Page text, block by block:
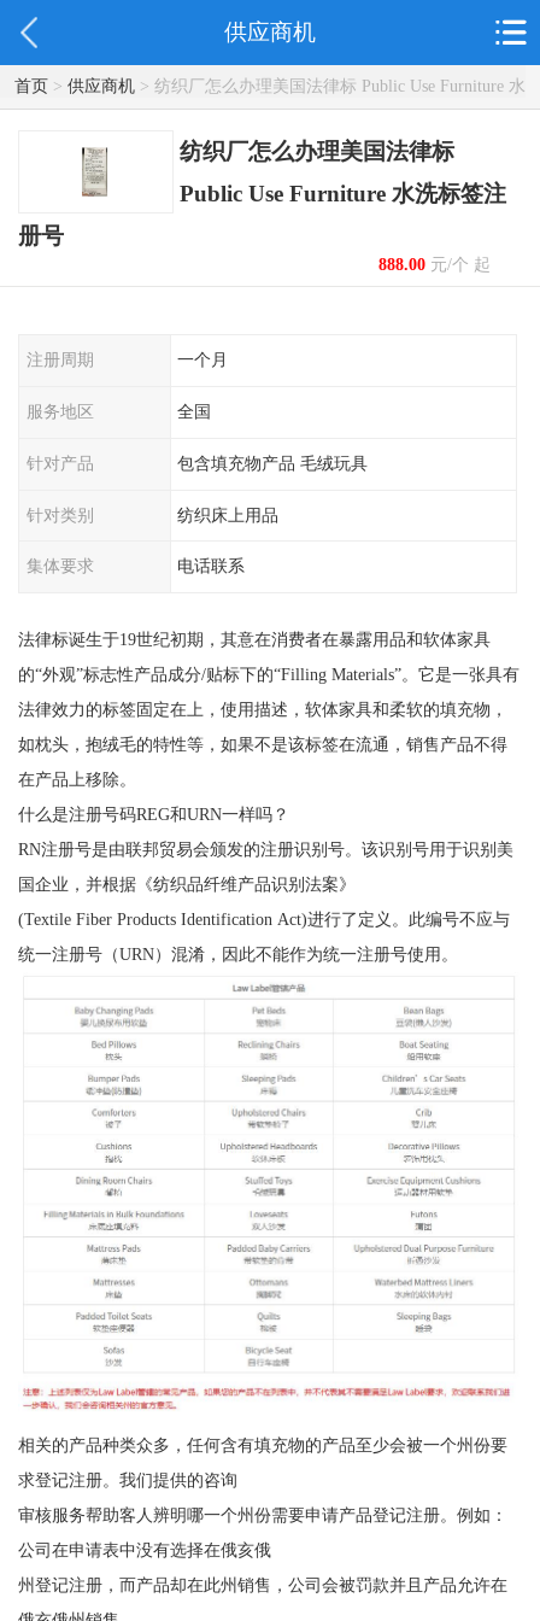
供应商机
首页> 供应商机> 纺织厂怎么办理美国法律标 Public Use Furniture 水
洗标签注册号
纺织厂怎么办理美国法律标
Public Use Furniture 水洗标签注
册号
888.00元/个 起
注册周期 一个月
服务地区 全国
针对产品 包含填充物产品 毛绒玩具
针对类别 纺织床上用品
集体要求 电话联系
法律标诞生于19世纪初期，其意在消费者在暴露用品和软体家具
的“外观”标志性产品成分/贴标下的“Filling Materials”。它是一张具有
法律效力的标签固定在上，使用描述，软体家具和柔软的填充物，
如枕头，抱绒毛的特性等，如果不是该标签在流通，销售产品不得
在产品上移除。
什么是注册号码REG和URN一样吗？
RN注册号是由联邦贸易会颁发的注册识别号。该识别号用于识别美
国企业，并根据《纺织品纤维产品识别法案》
(Textile Fiber Products Identification Act)进行了定义。此编号不应与
统一注册号（URN）混淆，因此不能作为统一注册号使用。
相关的产品种类众多，任何含有填充物的产品至少会被一个州份要
求登记注册。我们提供的咨询
审核服务帮助客人辨明哪一个州份需要申请产品登记注册。例如：
公司在申请表中没有选择在俄亥俄
州登记注册，而产品却在此州销售，公司会被罚款并且产品允许在